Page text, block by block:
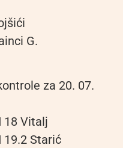
G.
za 20. 07.
18 Vitalj
19.2 Starić